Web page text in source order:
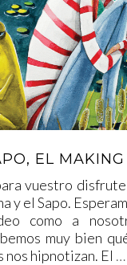
EL
vuestro
y el Sapo.
como a
muy bien
nos hipnotizan. El …